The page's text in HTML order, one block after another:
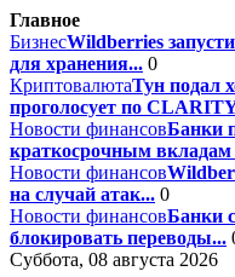
Главное
БизнесWildberries
для хранения... 0
КриптовалютаТун подал
проголосует по
Новости финансовБанки
краткосрочным вкладам
Новости финансов
на случай атак... 0
Новости финансовБанки
блокировать переводы...
Суббота, 08 августа 2026